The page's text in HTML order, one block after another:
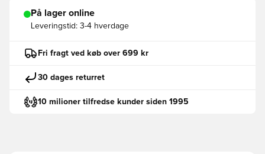
På lager online
Leveringstid: 3-4 hverdage
Fri fragt ved køb over 699 kr
30 dages returret
10 milioner tilfredse kunder siden 1995